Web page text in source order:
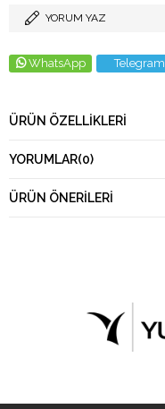
YORUM YAZ
WhatsApp Telegram
ÜRÜN ÖZELLIKLERI
YORUMLAR(0)
ÜRÜN ÖNERILERI